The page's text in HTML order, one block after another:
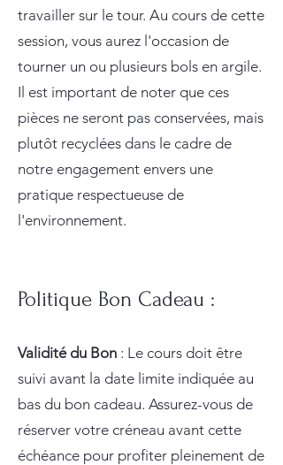
travailler sur le tour. Au cours de cette
session, vous aurez l'occasion de
tourner un ou plusieurs bols en argile.
Il est important de noter que ces
pièces ne seront pas conservées, mais
plutôt recyclées dans le cadre de
notre engagement envers une
pratique respectueuse de
l'environnement.
Politique Bon Cadeau :
Validité du Bon : Le cours doit être
suivi avant la date limite indiquée au
bas du bon cadeau. Assurez-vous de
réserver votre créneau avant cette
échéance pour profiter pleinement de